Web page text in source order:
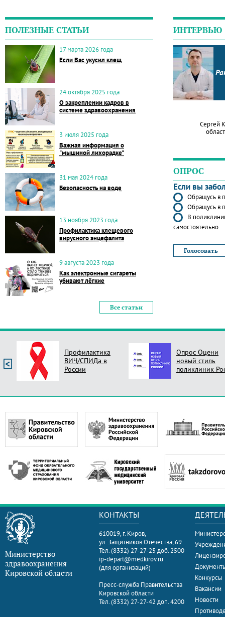
ПОЛЕЗНЫЕ СТАТЬИ
17 марта 2026 года
Если Вас укусил клещ
24 октября 2025 года
О закреплении кадров в
системе здравоохранения
3 июля 2025 года
Важная информация о
"мышиной лихорадке"
31 мая 2024 года
Безопасность на воде
13 ноября 2023 года
Профилактика клещевого
вирусного энцефалита
9 августа 2023 года
Как электронные сигареты
убивают лёгкие
Все статьи
ИНТЕРВЬЮ
Сергей
ОПРОС
Если вы
Обращусь в
Обращусь в
В
самостоятельно
Профилактика
ВИЧ/СПИДа в
России
Опрос Оцени
новый стиль
поликлиник
Министерство
здравоохранения
Кировской области
КОНТАКТЫ
610019, г. Киров,
ул. Защитников Отечества, 69
Тел. (8332) 27-27-25 доб. 2500
ip-depart@medkirov.ru
(для организаций)
Пресс-служба Правительства
Кировской области
Тел. (8332) 27-27-42 доп. 4200
Конкурсы
Вакансии
Новости